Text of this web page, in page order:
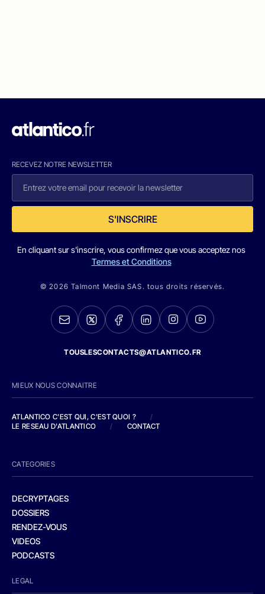
RECEVEZ NOTRE NEWSLETTER
S'INSCRIRE
En cliquant sur s'inscrire, vous confirmez que vous acceptez nos
Termes et Conditions
© 2026 Talmont Media SAS. tous droits réservés.
TOUSLESCONTACTS@ATLANTICO.FR
MIEUX NOUS CONNAITRE
ATLANTICO C'EST QUI, C'EST QUOI ?
/
LE RESEAU D'ATLANTICO
/ CONTACT
CATEGORIES
DECRYPTAGES
DOSSIERS
RENDEZ-VOUS
VIDEOS
PODCASTS
LEGAL